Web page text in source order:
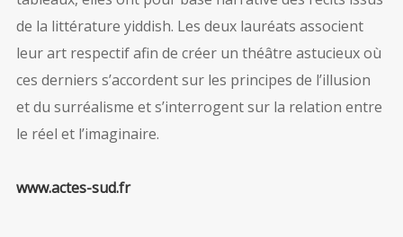
de la littérature yiddish. Les deux lauréats associent
leur art respectif afin de créer un théâtre astucieux où
ces derniers s’accordent sur les principes de l’illusion
et du surréalisme et s’interrogent sur la relation entre
le réel et l’imaginaire.
www.actes-sud.fr